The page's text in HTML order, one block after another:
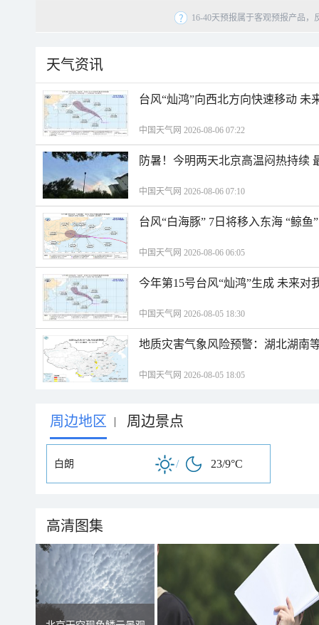
16-40天预报属于客观预报产品
天气资讯
台风“灿鸿”向西北方向快速移动 未
中国天气网 2026-08-06 07:22
防暑！今明两天北京高温闷热持续
中国天气网 2026-08-06 07:10
台风“白海豚” 7日将移入东海 “鲸
中国天气网 2026-08-06 06:05
今年第15号台风“灿鸿”生成 未来对
中国天气网 2026-08-05 18:30
地质灾害气象风险预警：湖北湖南
中国天气网 2026-08-05 18:05
周边地区 | 周边景点
白朗 / 23/9°C
高清图集